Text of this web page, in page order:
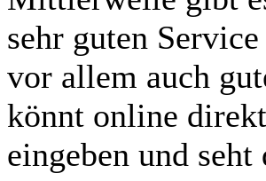
sehr guten
vor allem auch
könnt online
eingeben und